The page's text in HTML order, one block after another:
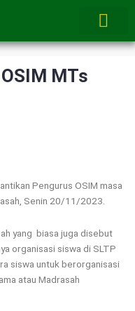
MTs
Pengurus OSIM masa
Senin 20/11/2023.
yang biasa juga disebut
organisasi siswa di SLTP
siswa untuk berorganisasi
atau Madrasah